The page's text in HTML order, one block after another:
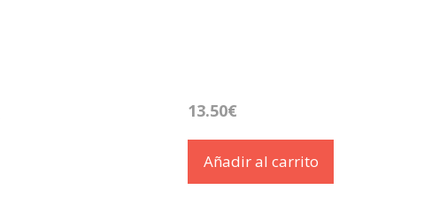
13.50€
Añadir al carrito